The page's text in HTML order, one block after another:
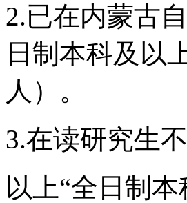
2.已在内蒙古
日制本科及以
人）。
3.在读研究生
以上“全日制